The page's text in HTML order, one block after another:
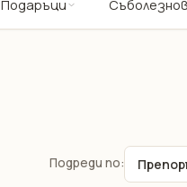
Подаръци
Подреди по: